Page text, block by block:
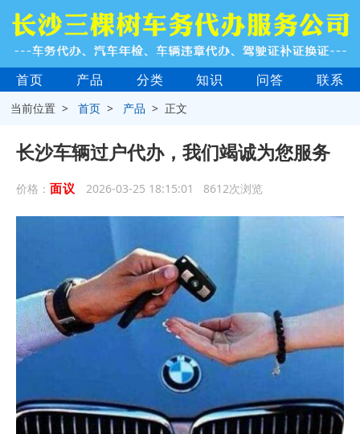
首页 产品 分类 知识 问答 联系
当前位置 >首页 > 产品 > 正文
长沙车辆过户代办，我们竭诚为您服务
价格： 面议 2026-03-25 18:15:01 8612次浏览